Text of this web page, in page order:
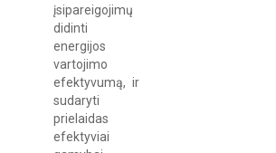
įsipareigojimų
didinti
energijos
vartojimo
efektyvumą, ir
sudaryti
prielaidas
efektyviai